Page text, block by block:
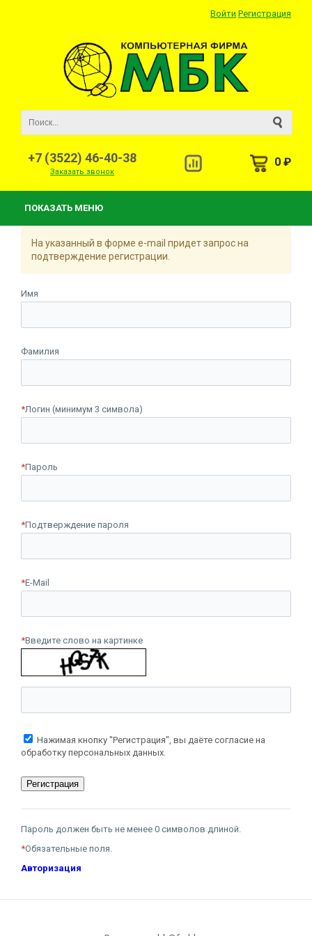
Войти Регистрация
+7 (3522) 46-40-38
Заказать звонок
0 ₽
ПОКАЗАТЬ МЕНЮ
На указанный в форме e-mail придет запрос на
подтверждение регистрации.
Имя
Фамилия
*Логин (минимум 3 символа)
*Пароль
*Подтверждение пароля
*E-Mail
*Введите слово на картинке
Нажимая кнопку "Регистрация", вы даёте согласие на
обработку персональных данных.
Пароль должен быть не менее 0 символов длиной.
*Обязательные поля.
Авторизация